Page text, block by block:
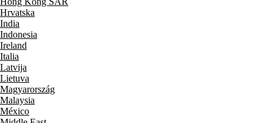
Hrvatska
India
Indonesia
Ireland
Italia
Latvija
Lietuva
Magyarország
Malaysia
México